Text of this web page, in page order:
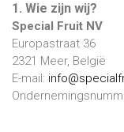
1. Wie zijn wij?
Special Fruit NV
Europastraat 36
2321 Meer, België
E-mail: